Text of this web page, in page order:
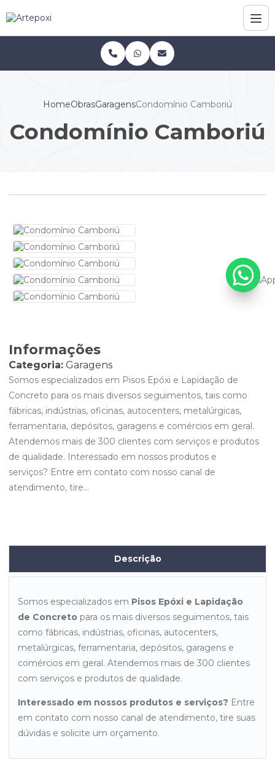
HomeObrasGaragensCondomínio Camboriú
Condomínio Camboriú
Informações
Categoria: Garagens
Somos especializados em Pisos Epóxi e Lapidação de
Concreto para os mais diversos seguimentos, tais como
fábricas, indústrias, oficinas, autocenters, metalúrgicas,
ferramentaria, depósitos, garagens e comércios em geral.
Atendemos mais de 300 clientes com serviços e produtos
de qualidade. Interessado em nossos produtos e
serviços? Entre em contato com nosso canal de
atendimento, tire...
Descrição
Somos especializados em Pisos Epóxi e Lapidação
de Concreto para os mais diversos seguimentos, tais
como fábricas, indústrias, oficinas, autocenters,
metalúrgicas, ferramentaria, depósitos, garagens e
comércios em geral. Atendemos mais de 300 clientes
com serviços e produtos de qualidade.
Interessado em nossos produtos e serviços? Entre
em contato com nosso canal de atendimento, tire suas
dúvidas e solicite um orçamento.